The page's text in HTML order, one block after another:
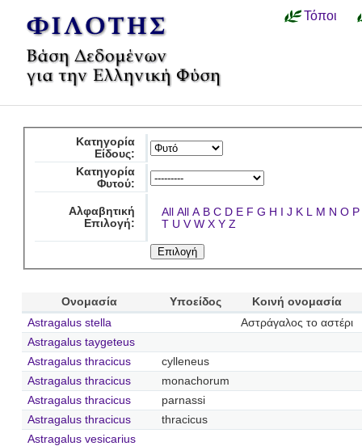
Τόποι
Κατηγορία
Είδους:
Κατηγορία
Φυτού:
Αλφαβητική
Επιλογή:
All All A B C D E F G H I J K L M N O P
T U V W X Y Z
Ονομασία Υποείδος
Κοινή ονομασία
Astragalus stella
Αστράγαλος το αστέρι
Astragalus taygeteus
Astragalus thracicus
cylleneus
Astragalus thracicus
monachorum
Astragalus thracicus
parnassi
Astragalus thracicus
thracicus
Astragalus vesicarius